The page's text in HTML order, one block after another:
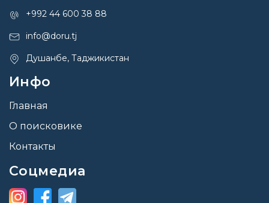
+992 44 600 38 88
info@doru.tj
Душанбе, Таджикистан
Инфо
Главная
О поисковике
Контакты
Соцмедиа